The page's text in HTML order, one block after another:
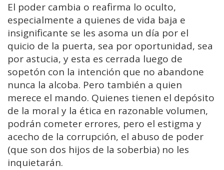
El poder cambia o reafirma lo oculto,
especialmente a quienes de vida baja e
insignificante se les asoma un día por el
quicio de la puerta, sea por oportunidad, sea
por astucia, y esta es cerrada luego de
sopetón con la intención que no abandone
nunca la alcoba. Pero también a quien
merece el mando. Quienes tienen el depósito
de la moral y la ética en razonable volumen,
podrán cometer errores, pero el estigma y
acecho de la corrupción, el abuso de poder
(que son dos hijos de la soberbia) no les
inquietarán.